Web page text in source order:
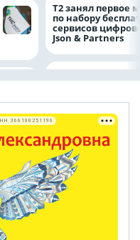
Т2 занял первое
по набору
сервисов
Json & Partners
366100251196